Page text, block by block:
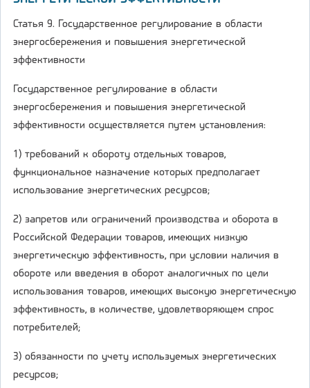
Статья 9. Государственное регулирование в области
энергосбережения и повышения энергетической
эффективности
Государственное регулирование в области
энергосбережения и повышения энергетической
эффективности осуществляется путем установления:
1) требований к обороту отдельных товаров,
функциональное назначение которых предполагает
использование энергетических ресурсов;
2) запретов или ограничений производства и оборота в
Российской Федерации товаров, имеющих низкую
энергетическую эффективность, при условии наличия в
обороте или введения в оборот аналогичных по цели
использования товаров, имеющих высокую энергетическую
эффективность, в количестве, удовлетворяющем спрос
потребителей;
3) обязанности по учету используемых энергетических
ресурсов;